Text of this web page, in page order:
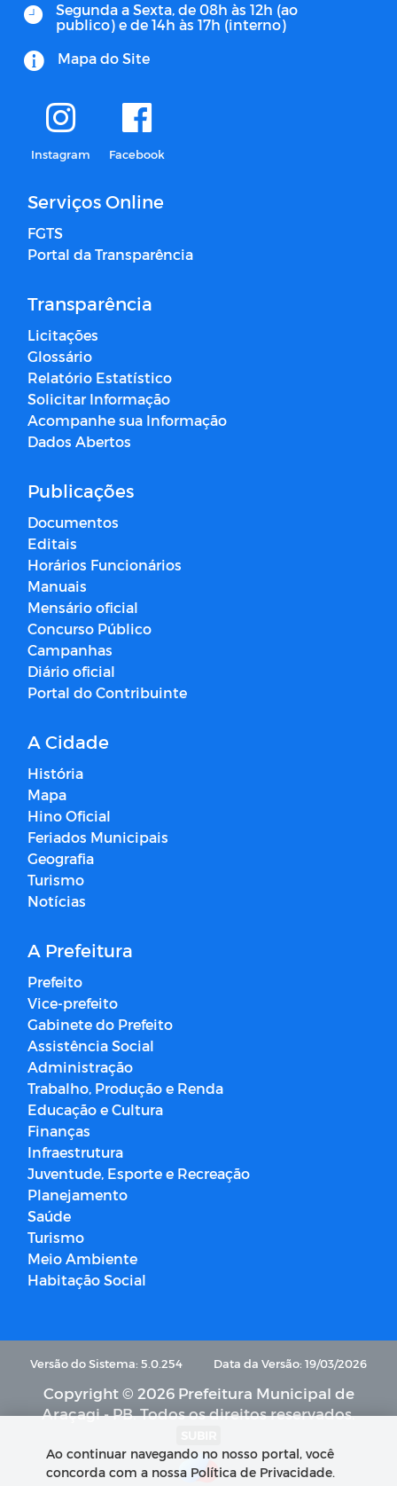
Segunda a Sexta, de 08h às 12h (ao
publico) e de 14h às 17h (interno)
Mapa do Site
Instagram Facebook
Serviços Online
FGTS
Portal da Transparência
Transparência
Licitações
Glossário
Relatório Estatístico
Solicitar Informação
Acompanhe sua Informação
Dados Abertos
Publicações
Documentos
Editais
Horários Funcionários
Manuais
Mensário oficial
Concurso Público
Campanhas
Diário oficial
Portal do Contribuinte
A Cidade
História
Mapa
Hino Oficial
Feriados Municipais
Geografia
Turismo
Notícias
A Prefeitura
Prefeito
Vice-prefeito
Gabinete do Prefeito
Assistência Social
Administração
Trabalho, Produção e Renda
Educação e Cultura
Finanças
Infraestrutura
Juventude, Esporte e Recreação
Planejamento
Saúde
Turismo
Meio Ambiente
Habitação Social
Versão do Sistema: 5.0.254 Data da Versão: 19/03/2026
Copyright © 2026 Prefeitura Municipal de
Araçagi - PB. Todos os direitos reservados.
Ao continuar navegando no nosso portal, você
concorda com a nossa Política de Privacidade.